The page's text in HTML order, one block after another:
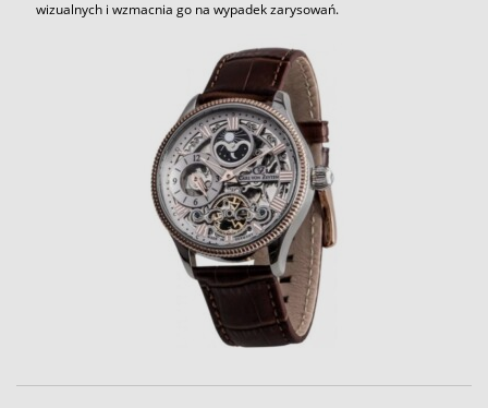
wizualnych i wzmacnia go na wypadek zarysowań.